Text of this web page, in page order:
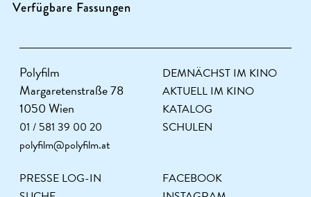
Verfügbare Fassungen
Polyfilm
Margaretenstraße 78
1050 Wien
01 / 581 39 00 20
polyfilm@polyfilm.at
DEMNÄCHST IM KINO
AKTUELL IM KINO
KATALOG
SCHULEN
PRESSE LOG-IN
FACEBOOK